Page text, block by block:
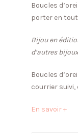
Boucles
porter en
Bijou en
d’autres
Boucles
courrier suivi,
En savoir +